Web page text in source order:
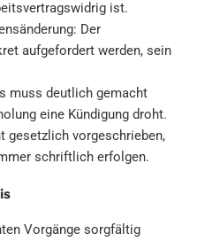
ist.
Der
aufgefordert werden, sein
muss deutlich gemacht
eine Kündigung droht.
gesetzlich vorgeschrieben,
schriftlich erfolgen.
Vorgänge sorgfältig